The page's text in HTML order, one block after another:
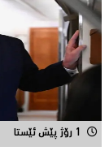
1 رۆژ پێش ئێستا